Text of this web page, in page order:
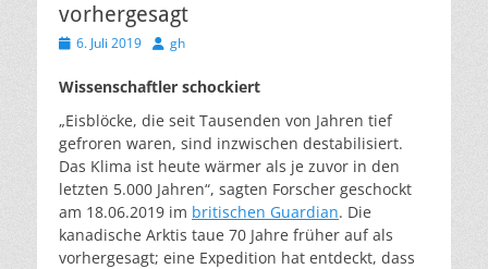
vorhergesagt
Veröffentlicht
6. Juli 2019 Autor
gh
Wissenschaftler schockiert
„Eisblöcke, die seit Tausenden von Jahren tief
gefroren waren, sind inzwischen destabilisiert.
Das Klima ist heute wärmer als je zuvor in den
letzten 5.000 Jahren“, sagten Forscher geschockt
am 18.06.2019 im britischen Guardian. Die
kanadische Arktis taue 70 Jahre früher auf als
vorhergesagt; eine Expedition hat entdeckt, dass